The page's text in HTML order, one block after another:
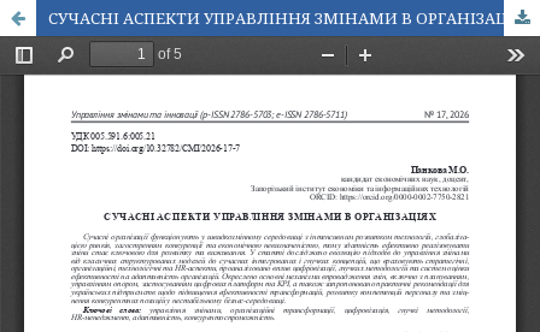
СУЧАСНІ АСПЕКТИ УПРАВЛІННЯ ЗМІНАМИ В ОРГАНІЗАЦІЯХ